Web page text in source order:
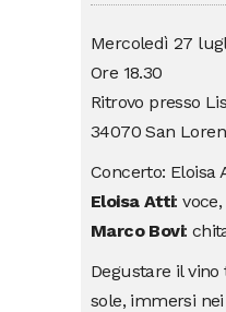
Mercoledì 27
Ore 18.30
Ritrovo presso
34070 San
Concerto: Eloisa
Eloisa Atti:
Marco Bovi:
Degustare il
sole, immersi